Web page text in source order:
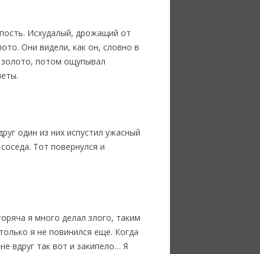
Исхудалый, дрожащий от
Они видели, как он, словно в
золото, потом ощупывал
один из них испустил ужасный
Тот повернулся и
я много делал злого, таким
я не повинился еще. Когда
вдруг так вот и закипело… Я